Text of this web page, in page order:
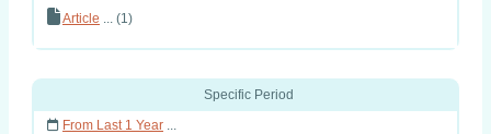
Article ... (1)
Specific Period
From Last 1 Year ...